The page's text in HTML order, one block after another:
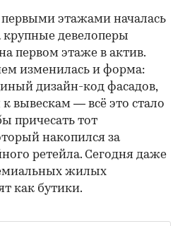
первыми этажами началась
крупные девелоперы
первом этаже в актив.
изменилась и форма:
дизайн-код фасадов,
вывескам — всё это стало
причесать тот
накопился за
ретейла. Сегодня даже
жилых
как бутики.